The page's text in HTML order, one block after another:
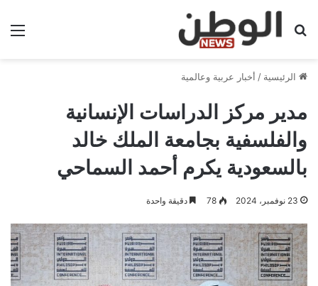
بحث عن
الرئيسية / أخبار عربية وعالمية
مدير مركز الدراسات الإنسانية
والفلسفية بجامعة الملك خالد
بالسعودية يكرم أحمد السماحي
23 نوفمبر، 2024 78 دقيقة واحدة